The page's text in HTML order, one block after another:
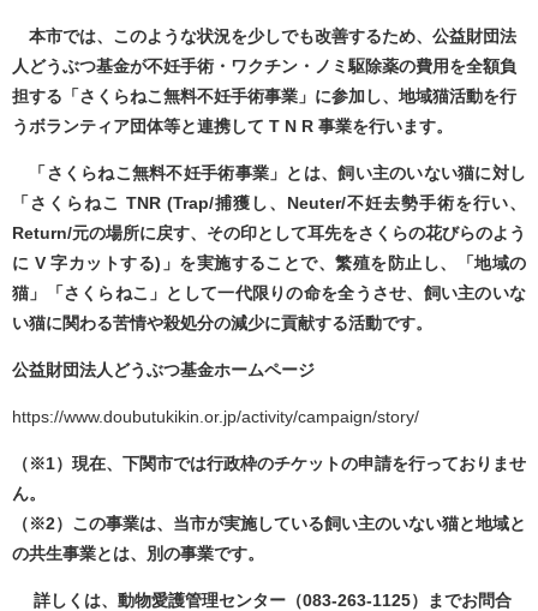
本市では、このような状況を少しでも改善するため、公益財団法
人どうぶつ基金が不妊手術・ワクチン・ノミ駆除薬の費用を全額負
担する「さくらねこ無料不妊手術事業」に参加し、地域猫活動を行
うボランティア団体等と連携して T N R 事業を行います。
「さくらねこ無料不妊手術事業」とは、飼い主のいない猫に対し
「さくらねこ TNR (Trap/捕獲し、Neuter/不妊去勢手術を行い、
Return/元の場所に戻す、その印として耳先をさくらの花びらのよう
に V 字カットする)」を実施することで、繁殖を防止し、「地域の
猫」「さくらねこ」として一代限りの命を全うさせ、飼い主のいな
い猫に関わる苦情や殺処分の減少に貢献する活動です。
公益財団法人どうぶつ基金ホームページ
https://www.doubutukikin.or.jp/activity/campaign/story/​
（※1）現在、下関市では行政枠のチケットの申請を行っておりませ
ん。
（※2） この事業は、当市が実施している飼い主のいない猫と地域と
の共生事業とは、別の事業です。
詳しくは、動物愛護管理センター（083-263-1125）までお問合